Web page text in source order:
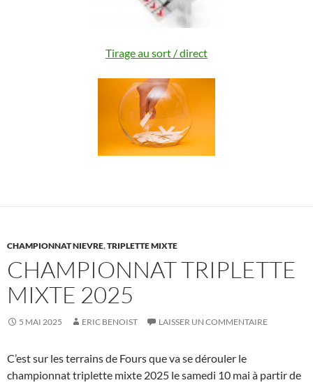
Tirage au sort / direct
CHAMPIONNAT NIEVRE,TRIPLETTE MIXTE
CHAMPIONNAT TRIPLETTE
MIXTE 2025
5 MAI 2025 ERIC BENOIST LAISSER UN COMMENTAIRE
C’est sur les terrains de Fours que va se dérouler le
championnat triplette mixte 2025 le samedi 10 mai à partir de